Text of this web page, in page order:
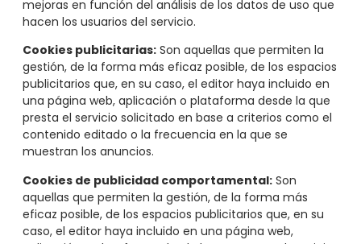
mejoras en función del análisis de los datos de uso que
hacen los usuarios del servicio.
Cookies publicitarias: Son aquellas que permiten la
gestión, de la forma más eficaz posible, de los espacios
publicitarios que, en su caso, el editor haya incluido en
una página web, aplicación o plataforma desde la que
presta el servicio solicitado en base a criterios como el
contenido editado o la frecuencia en la que se
muestran los anuncios.
Cookies de publicidad comportamental: Son
aquellas que permiten la gestión, de la forma más
eficaz posible, de los espacios publicitarios que, en su
caso, el editor haya incluido en una página web,